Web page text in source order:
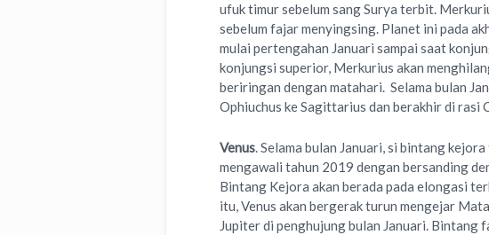
ufuk timur sebelum sang Surya terbit.
sebelum fajar menyingsing. Planet ini pada
mulai pertengahan Januari sampai saat
konjungsi superior, Merkurius akan
beriringan dengan matahari. Selama bulan
Ophiuchus ke Sagittarius dan berakhir di rasi
Venus. Selama bulan Januari, si bintang
mengawali tahun 2019 dengan bersanding
Bintang Kejora akan berada pada elongasi
itu, Venus akan bergerak turun mengejar
Jupiter di penghujung bulan Januari. Bintang